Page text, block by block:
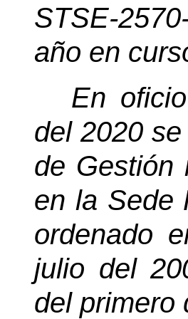
STSE-
año en
En
del 2020
de Gestión
en la Sede
ordenado
julio del
del primero